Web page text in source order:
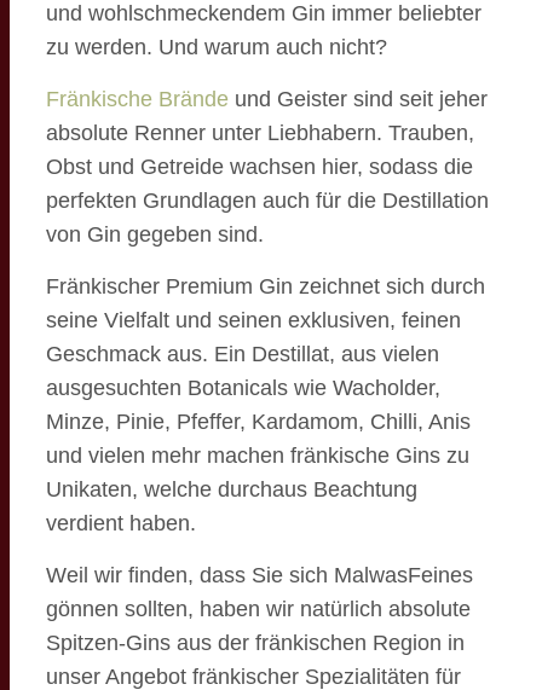
und wohlschmeckendem Gin immer beliebter
zu werden. Und warum auch nicht?
Fränkische Brände und Geister sind seit jeher
absolute Renner unter Liebhabern. Trauben,
Obst und Getreide wachsen hier, sodass die
perfekten Grundlagen auch für die Destillation
von Gin gegeben sind.
Fränkischer Premium Gin zeichnet sich durch
seine Vielfalt und seinen exklusiven, feinen
Geschmack aus. Ein Destillat, aus vielen
ausgesuchten Botanicals wie Wacholder,
Minze, Pinie, Pfeffer, Kardamom, Chilli, Anis
und vielen mehr machen fränkische Gins zu
Unikaten, welche durchaus Beachtung
verdient haben.
Weil wir finden, dass Sie sich MalwasFeines
gönnen sollten, haben wir natürlich absolute
Spitzen-Gins aus der fränkischen Region in
unser Angebot fränkischer Spezialitäten für